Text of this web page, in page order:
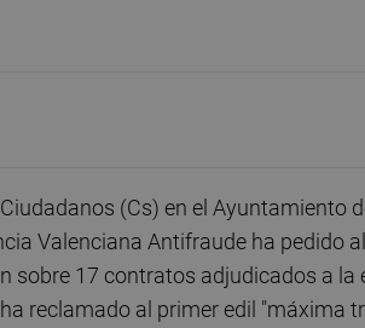
(Cs) en el Ayuntamiento
Valenciana Antifraude ha pedido
sobre 17 contratos adjudicados a la
reclamado al primer edil "máxima